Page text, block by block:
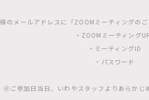
のメールアドレスに「ZOOMミーティングの
・ZOOMミーティング
・ミーティングID
・パスワード
④ご参加日当日、いわやスタッフよりあらかじ